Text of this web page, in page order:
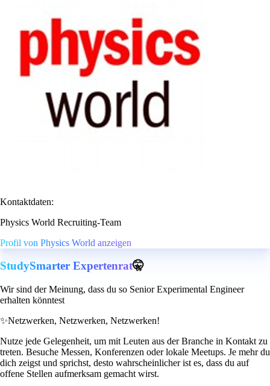
Kontaktdaten:
Physics World Recruiting-Team
Profil von Physics World anzeigen
StudySmarter Expertenrat🤫
Wir sind der Meinung, dass du so Senior Experimental Engineer
erhalten könntest
✨Netzwerken, Netzwerken, Netzwerken!
Nutze jede Gelegenheit, um mit Leuten aus der Branche in Kontakt zu
treten. Besuche Messen, Konferenzen oder lokale Meetups. Je mehr du
dich zeigst und sprichst, desto wahrscheinlicher ist es, dass du auf
offene Stellen aufmerksam gemacht wirst.